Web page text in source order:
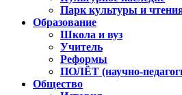
Парк культуры и
Образование
Школа и вуз
Учитель
Реформы
ПОЛЁТ (научно-
Общество